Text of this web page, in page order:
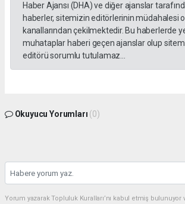
Haber Ajansı (DHA) ve diğer ajanslar
haberler, sitemizin editörlerinin müdahalesi
kanallarından çekilmektedir. Bu haberlerde
muhataplar haberi geçen ajanslar olup
editörü sorumlu tutulamaz...
Okuyucu Yorumları (0)
Yorum yazarak Topluluk Kuralları’nı kabul etmiş